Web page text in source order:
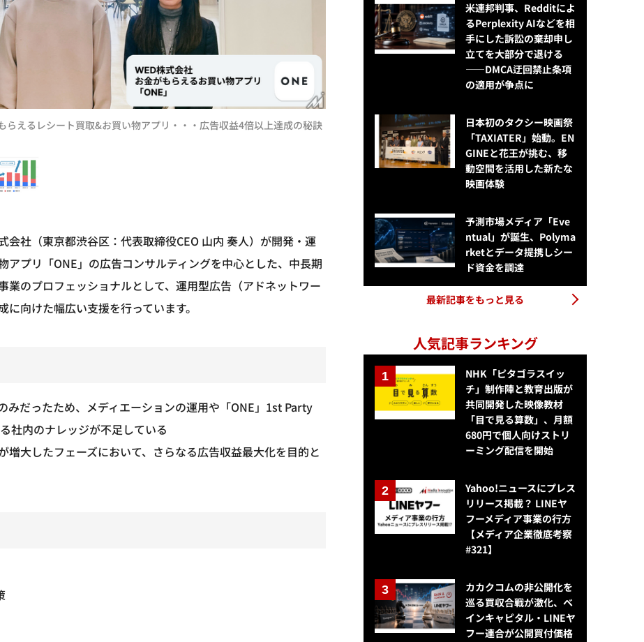
らえるレシート買取&お買い物アプリ・・・広告収益4倍以上達成の秘訣
社（東京都渋谷区：代表取締役CEO 山内 奏人）が開発・運
プリ「ONE」の広告コンサルティングを中心とした、中長期
業のプロフェッショナルとして、運用型広告（アドネットワー
向けた幅広い支援を行っています。
みだったため、メディエーションの運用や「ONE」1st Party
社内のナレッジが不足している
増大したフェーズにおいて、さらなる広告収益最大化を目的と
米連邦判事、Redditによ
るPerplexity AIなどを相
手にした訴訟の棄却申し
立てを大部分で退ける
——DMCA迂回禁止条項
の適用が争点に
日本初のタクシー映画祭
「TAXIATER」始動。EN
GINEと花王が挑む、移
動空間を活用した新たな
映画体験
予測市場メディア「Eve
ntual」が誕生、Polyma
rketとデータ提携しシー
ド資金を調達
最新記事をもっと見る
人気記事ランキング
NHK「ピタゴラスイッ
チ」制作陣と教育出版が
共同開発した映像教材
「目で見る算数」、月額
680円で個人向けストリ
ーミング配信を開始
Yahoo!ニュースにプレス
リリース掲載？ LINEヤ
フーメディア事業の行方
【メディア企業徹底考察
#321】
カカクコムの非公開化を
巡る買収合戦が激化、ベ
インキャピタル・LINEヤ
フー連合が公開買付価格